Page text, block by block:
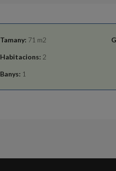
Tamany: 71 m2
Habitacions: 2
Banys: 1